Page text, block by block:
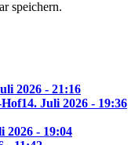
speichern.
2026 - 21:16
14. Juli 2026 - 19:36
2026 - 19:04